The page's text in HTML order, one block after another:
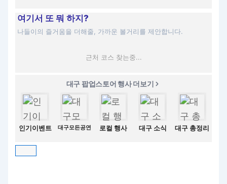
여기서 또 뭐 하지?
나들이의 즐거움을 더해줄, 가까운 볼거리를 제안합니다.
근처 코스 찾는중...
대구 팝업스토어 행사 더보기
인기이벤트 대구모든공연 로컬 행사 대구 소식 대구 총정리